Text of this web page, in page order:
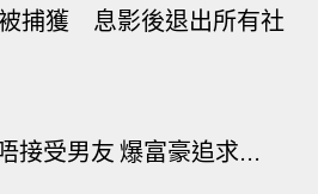
300，若是甜不辣300就不得
300蒜頭」、「是你以為老闆
、「吃到爽，一年內不會想
全部吃光了～
捕獲 息影後退出所有社
接受男友 爆富豪追求...